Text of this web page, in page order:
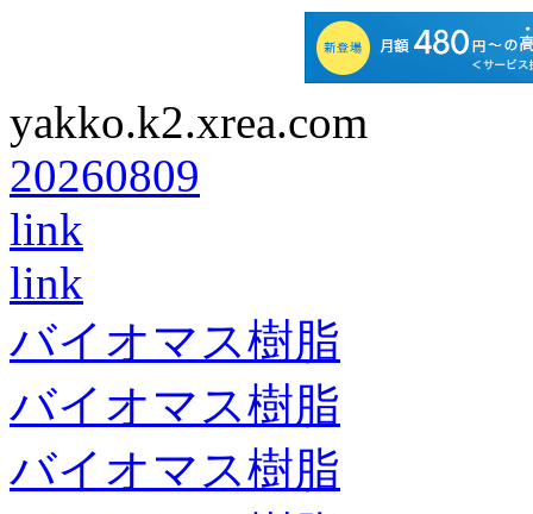
yakko.k2.xrea.com
20260809
link
link
バイオマス樹脂
バイオマス樹脂
バイオマス樹脂